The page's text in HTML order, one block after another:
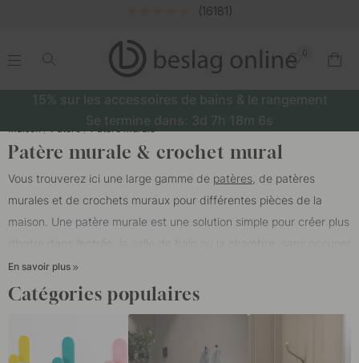
Livraison gratuite dès 49 €
.
0
.
15% sur les accessoires de bains & le rangement
Se termine dans: 3d 7h 18m 5s
Maison Patère Patère murale
Patère murale & crochet mural
Vous trouverez ici une large gamme de patères, de patères
murales et de crochets muraux pour différentes pièces de la
maison. Une patère murale est une solution simple pour créer plus
d’espace au sol. Utilisez-la pour suspendre des vestes, des sacs,
des serviettes, un peignoir ou d’autres objets que vous souhaitez
garder à portée de main au quotidien.
Choisissez votre patère selon ce qu’elle doit supporter, l’endroit où
En savoir plus
Catégories populaires